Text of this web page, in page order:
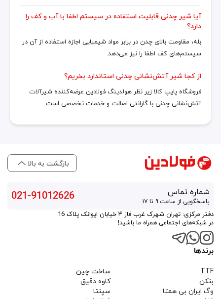
آیا شیر چدنی قابلیت استفاده در سیستم اطفا با آب و کف را
دارد؟
بله، مقاومت بالای چدن در برابر مواد شیمیایی اجازه استفاده از آن در
سیستم‌های کف اطفا را نیز می‌دهد.
از کجا شیر آتش‌نشانی چدنی استاندارد بخریم؟
فروشگاه پایپ کالا زیر نظر هولدینگ فولادین عرضه‌کننده شیرآلات
آتش‌نشانی چدنی با گارانتی اصالت و خدمات تخصصی است.
بازگشت به بالا
شماره تماس
پاسخگویی از ساعت ۹ تا ۱۷ 021-91012626
دفتر مرکزی: تهران شهرک غرب فاز ۴ خیابان ایوانک پلاک 16
در شبکه‌های اجتماعی همراه ما باشید!
برندها
TTF
بنکن
وگ ایران بی همتا
ساخت چین
کاوه دقیق
سپنتا